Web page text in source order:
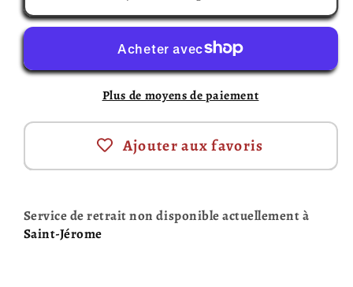
Grouille!
mini
(Français)
Grouille!
mini
(Français)
Plus de moyens de paiement
Ajouter aux favoris
Service de retrait non disponible actuellement à
Saint-Jérome